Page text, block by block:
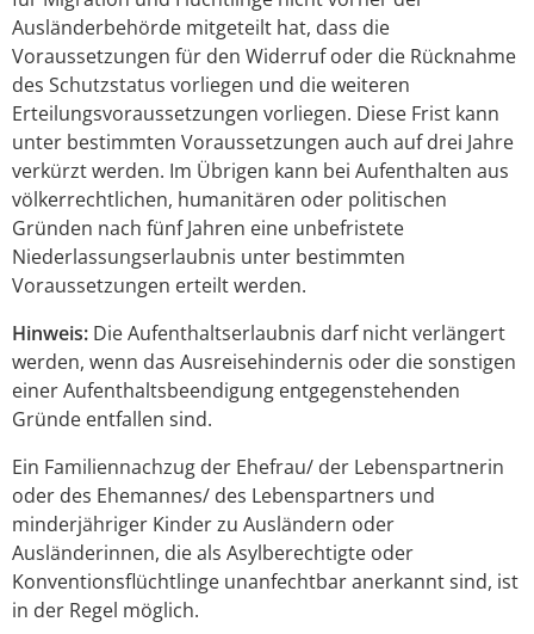
Ausländerbehörde mitgeteilt hat, dass die
Voraussetzungen für den Widerruf oder die Rücknahme
des Schutzstatus vorliegen und die weiteren
Erteilungsvoraussetzungen vorliegen. Diese Frist kann
unter bestimmten Voraussetzungen auch auf drei Jahre
verkürzt werden. Im Übrigen kann bei Aufenthalten aus
völkerrechtlichen, humanitären oder politischen
Gründen nach fünf Jahren eine unbefristete
Niederlassungserlaubnis unter bestimmten
Voraussetzungen erteilt werden.
Hinweis: Die Aufenthaltserlaubnis darf nicht verlängert
werden, wenn das Ausreisehindernis oder die sonstigen
einer Aufenthaltsbeendigung entgegenstehenden
Gründe entfallen sind.
Ein Familiennachzug der Ehefrau/ der Lebenspartnerin
oder des Ehemannes/ des Lebenspartners und
minderjähriger Kinder zu Ausländern oder
Ausländerinnen, die als Asylberechtigte oder
Konventionsflüchtlinge unanfechtbar anerkannt sind, ist
in der Regel möglich.